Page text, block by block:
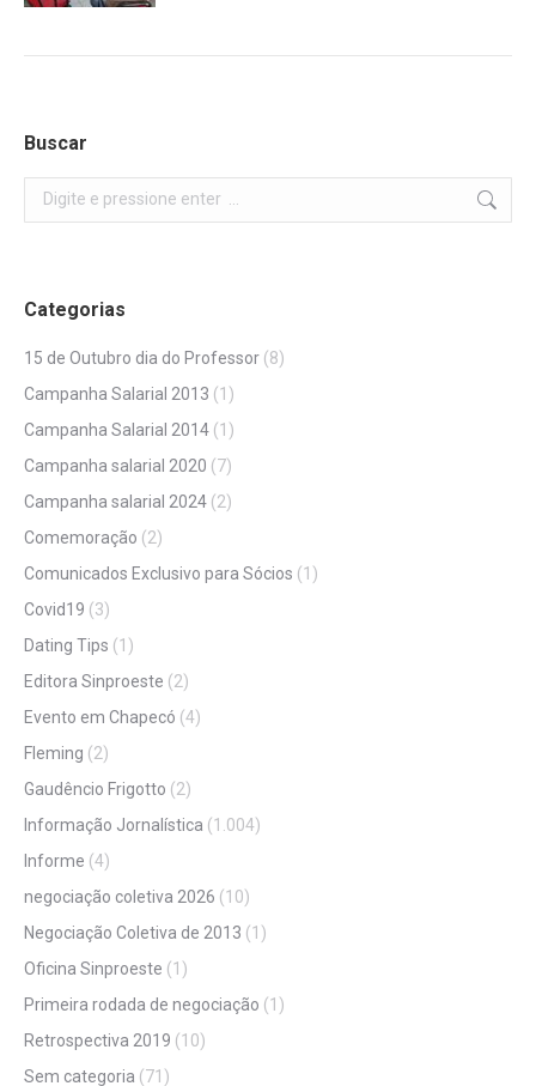
Buscar
Search:
Categorias
15 de Outubro dia do Professor (8)
Campanha Salarial 2013 (1)
Campanha Salarial 2014 (1)
Campanha salarial 2020 (7)
Campanha salarial 2024 (2)
Comemoração (2)
Comunicados Exclusivo para Sócios (1)
Covid19 (3)
Dating Tips (1)
Editora Sinproeste (2)
Evento em Chapecó (4)
Fleming (2)
Gaudêncio Frigotto (2)
Informação Jornalística (1.004)
Informe (4)
negociação coletiva 2026 (10)
Negociação Coletiva de 2013 (1)
Oficina Sinproeste (1)
Primeira rodada de negociação (1)
Retrospectiva 2019 (10)
Sem categoria (71)